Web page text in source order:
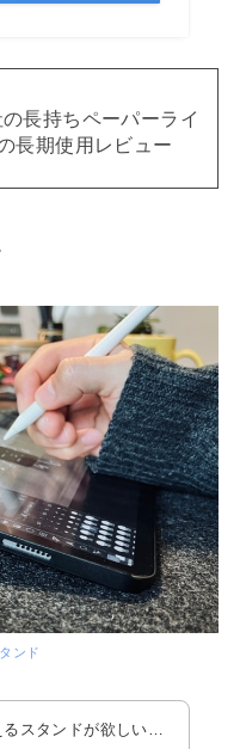
長持ちペーパーライ
長期使用レビュー
ンド
るスタンドが欲しい…